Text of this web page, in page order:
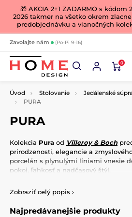
🎁 AKCIA 2+1 ZADARMO s kódom
2026 takmer na všetko okrem
predobjednávku a vianočných
Zavolajte nám (Po-Pi 9-16)
0
Úvod Stolovanie
Jedálenské
PURA
PURA
Kolekcia Pura od Villeroy & Boch
prirodzenosti, elegancie a
porcelán s plynulými líniami vnesie
pokoj, ľahkosť a nadčasový štýl.
inšpirovaným prírodou – tvary
biely odtieň ahodvábne jemný
Zobraziť celý popis ›
Najpredávanejšie produkty